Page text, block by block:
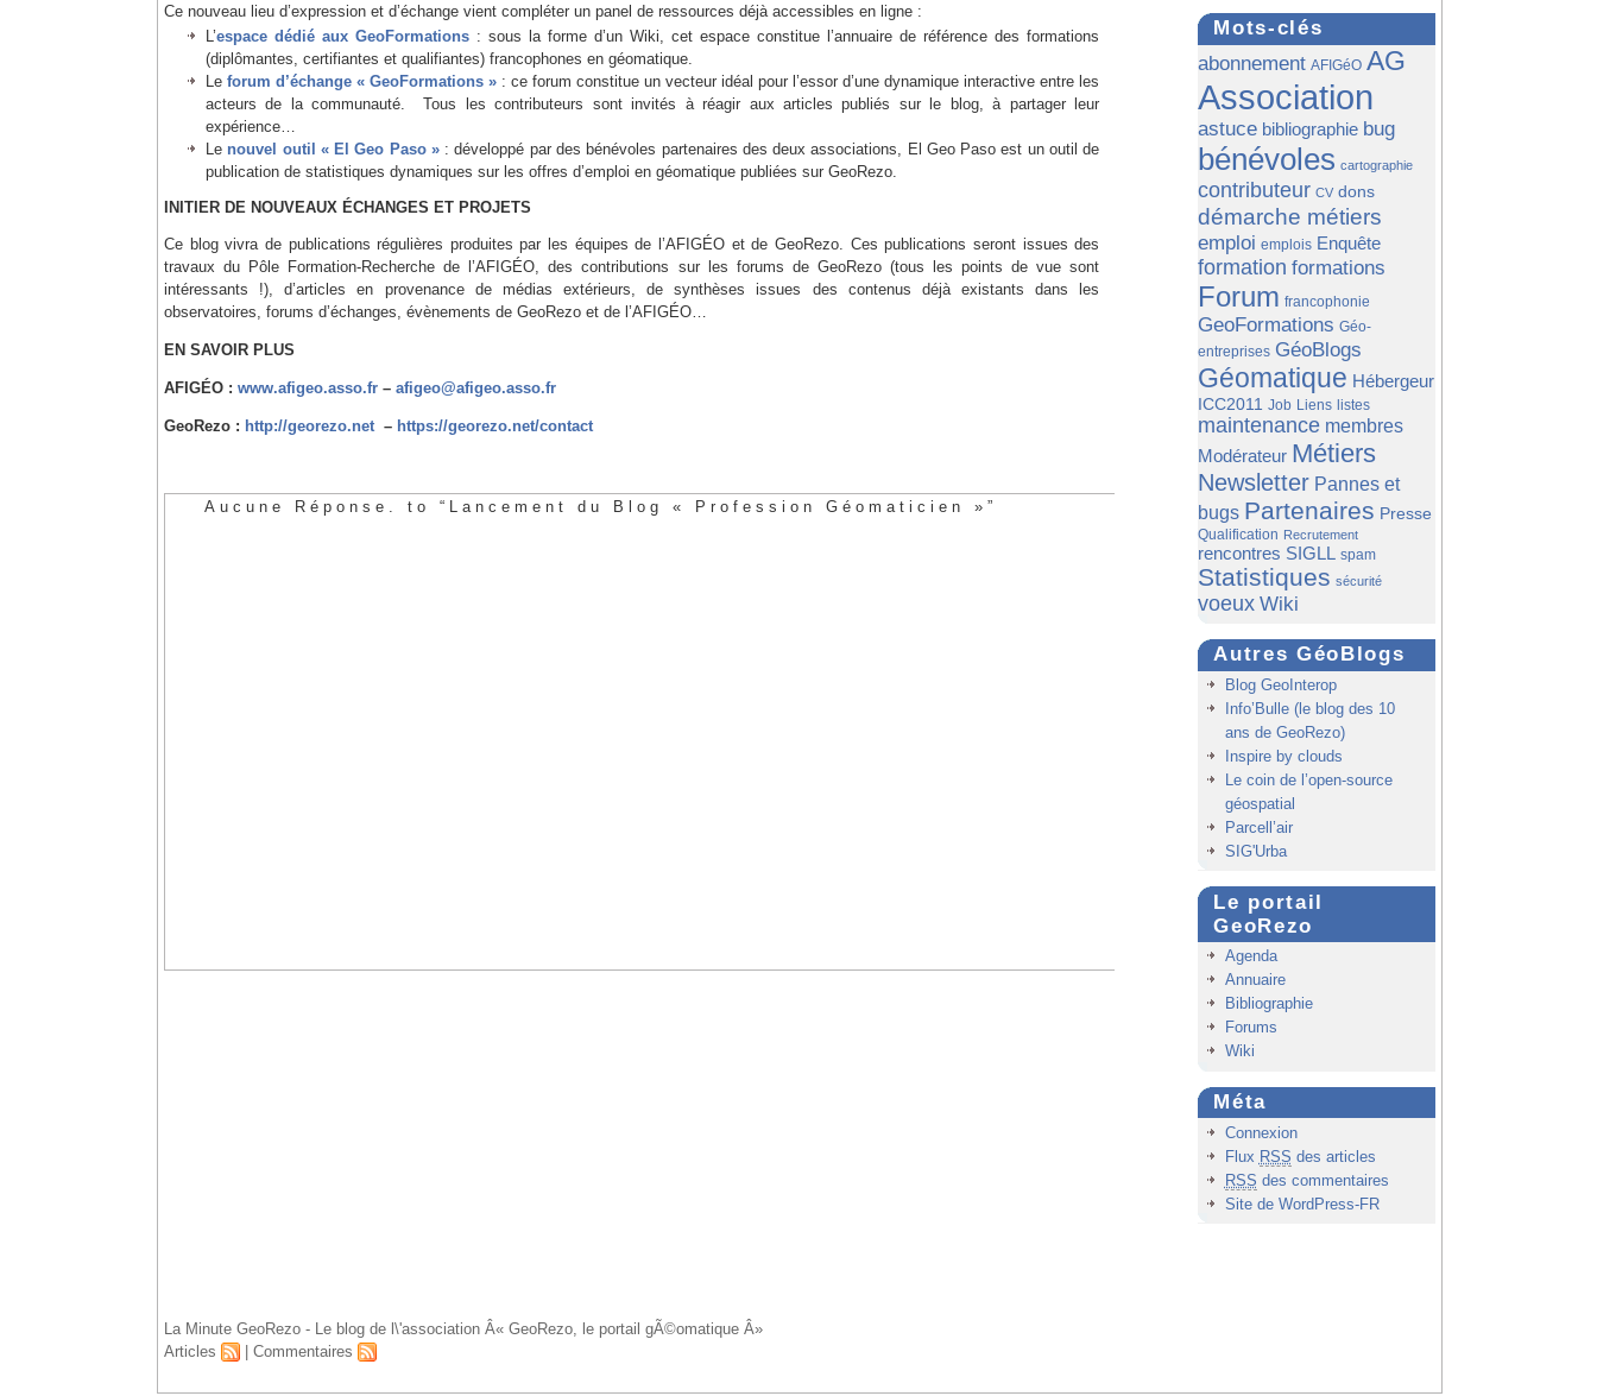
Ce nouveau lieu d’expression et d’échange vient compléter un panel de ressources déjà accessibles en ligne :
L’espace dédié aux GeoFormations : sous la forme d’un Wiki, cet espace constitue l’annuaire de référence des formations
(diplômantes, certifiantes et qualifiantes) francophones en géomatique.
Leforum d’échange « GeoFormations » : ce forum constitue un vecteur idéal pour l’essor d’une dynamique interactive entre les
acteurs de la communauté. Tous les contributeurs sont invités à réagir aux articles publiés sur le blog, à partager leur
expérience…
Le nouvel outil « El Geo Paso » : développé par des bénévoles partenaires des deux associations, El Geo Paso est un outil de
publication de statistiques dynamiques sur les offres d’emploi en géomatique publiées sur GeoRezo.
INITIER DE NOUVEAUX ÉCHANGES ET PROJETS
Ce blog vivra de publications régulières produites par les équipes de l’AFIGÉO et de GeoRezo. Ces publications seront issues des
travaux du Pôle Formation-Recherche de l’AFIGÉO, des contributions sur les forums de GeoRezo (tous les points de vue sont
intéressants !), d’articles en provenance de médias extérieurs, de synthèses issues des contenus déjà existants dans les
observatoires, forums d’échanges, évènements de GeoRezo et de l’AFIGÉO…
EN SAVOIR PLUS
AFIGÉO : www.afigeo.asso.fr – afigeo@afigeo.asso.fr
GeoRezo : http://georezo.net – https://georezo.net/contact
Aucune Réponse. to “Lancement du Blog « Profession Géomaticien »”
Mots-clés
abonnement AFIGéO AG
Association
astuce bibliographie bug
bénévoles cartographie
contributeur CV dons
démarche métiers
emploi emplois Enquête
formation formations
Forum francophonie
GeoFormations Géo-
entreprises GéoBlogs
Géomatique Hébergeur
ICC2011 Job Liens listes
maintenance membres
Modérateur Métiers
Newsletter Pannes et
bugs Partenaires Presse
Qualification Recrutement
rencontres SIGLL spam
Statistiques sécurité
voeux Wiki
Autres GéoBlogs
Blog GeoInterop
Info’Bulle (le blog des 10
ans de GeoRezo)
Inspire by clouds
Le coin de l’open-source
géospatial
Parcell’air
SIG'Urba
Le portail
GeoRezo
Agenda
Annuaire
Bibliographie
Forums
Wiki
Méta
Connexion
Flux RSS des articles
RSS des commentaires
Site de WordPress-FR
La Minute GeoRezo - Le blog de l\'association Â« GeoRezo, le portail gÃ©omatique Â»
Articles
| Commentaires